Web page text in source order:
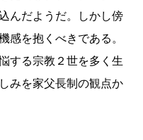
んだようだ。しかし傍
感を抱くべきである。
する宗教２世を多く生
みを家父長制の観点か